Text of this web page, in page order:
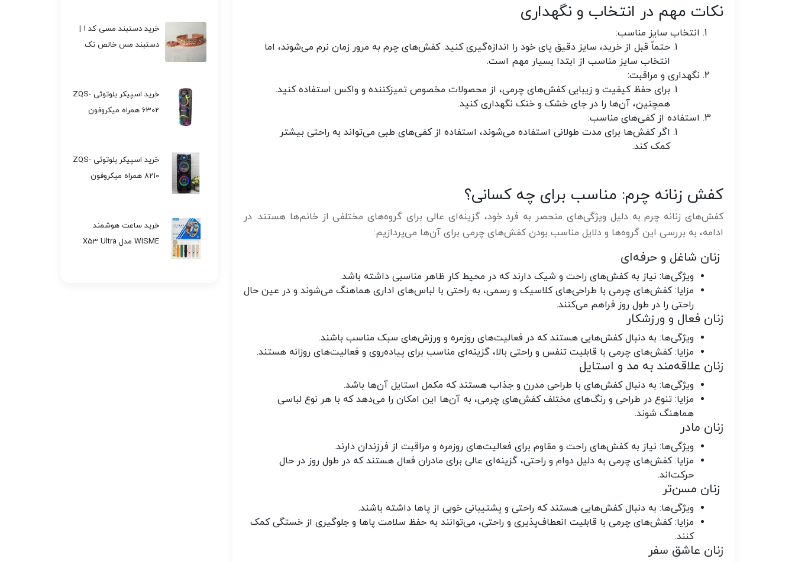
نکات مهم در انتخاب و نگهداری
انتخاب سایز مناسب:
حتماً قبل از خرید، سایز دقیق پای خود را اندازه‌گیری کنید. کفش‌های چرم به مرور زمان نرم می‌شوند، اما
انتخاب سایز مناسب از ابتدا بسیار مهم است.
نگهداری و مراقبت:
برای حفظ کیفیت و زیبایی کفش‌های چرمی، از محصولات مخصوص تمیزکننده و واکس استفاده کنید.
همچنین، آن‌ها را در جای خشک و خنک نگهداری کنید.
استفاده از کفی‌های مناسب:
اگر کفش‌ها برای مدت طولانی استفاده می‌شوند، استفاده از کفی‌های طبی می‌تواند به راحتی بیشتر
کمک کند.
کفش زنانه چرم: مناسب برای چه کسانی؟
کفش‌های زنانه چرم به دلیل ویژگی‌های منحصر به فرد خود، گزینه‌ای عالی برای گروه‌های مختلفی از خانم‌ها هستند. در
ادامه، به بررسی این گروه‌ها و دلایل مناسب بودن کفش‌های چرمی برای آن‌ها می‌پردازیم:
زنان شاغل و حرفه‌ای
ویژگی‌ها: نیاز به کفش‌های راحت و شیک دارند که در محیط کار ظاهر مناسبی داشته باشد.
مزایا: کفش‌های چرمی با طراحی‌های کلاسیک و رسمی، به راحتی با لباس‌های اداری هماهنگ می‌شوند و در عین حال
راحتی را در طول روز فراهم می‌کنند.
زنان فعال و ورزشکار
ویژگی‌ها: به دنبال کفش‌هایی هستند که در فعالیت‌های روزمره و ورزش‌های سبک مناسب باشند.
مزایا: کفش‌های چرمی با قابلیت تنفس و راحتی بالا، گزینه‌ای مناسب برای پیاده‌روی و فعالیت‌های روزانه هستند.
زنان علاقه‌مند به مد و استایل
ویژگی‌ها: به دنبال کفش‌های با طراحی مدرن و جذاب هستند که مکمل استایل آن‌ها باشد.
مزایا: تنوع در طراحی و رنگ‌های مختلف کفش‌های چرمی، به آن‌ها این امکان را می‌دهد که با هر نوع لباسی
هماهنگ شوند.
زنان مادر
ویژگی‌ها: نیاز به کفش‌های راحت و مقاوم برای فعالیت‌های روزمره و مراقبت از فرزندان دارند.
مزایا: کفش‌های چرمی به دلیل دوام و راحتی، گزینه‌ای عالی برای مادران فعال هستند که در طول روز در حال
حرکت‌اند.
زنان مسن‌تر
ویژگی‌ها: به دنبال کفش‌هایی هستند که راحتی و پشتیبانی خوبی از پاها داشته باشند.
مزایا: کفش‌های چرمی با قابلیت انعطاف‌پذیری و راحتی، می‌توانند به حفظ سلامت پاها و جلوگیری از خستگی کمک
کنند.
زنان عاشق سفر
خرید دستبند مسی کد 1 |
دستبند مس خالص تک
خرید اسپیکر بلوتوثی ZQS-
6302 همراه میکروفون
خرید اسپیکر بلوتوثی ZQS-
8210 همراه میکروفون
خرید ساعت هوشمند
WISME مدل X53 Ultra